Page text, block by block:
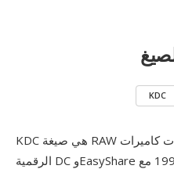
KDC
الرقمية DC وEasyShare الاستهلاكية، ظهرت أولاً عام 1995 مع